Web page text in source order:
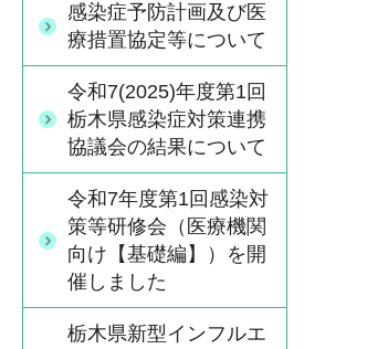
感染症予防計画及び医
療措置協定等について
令和7(2025)年度第1回
栃木県感染症対策連携
協議会の結果について
令和7年度第1回感染対
策等研修会（医療機関
向け【基礎編】）を開
催しました
栃木県新型インフルエ